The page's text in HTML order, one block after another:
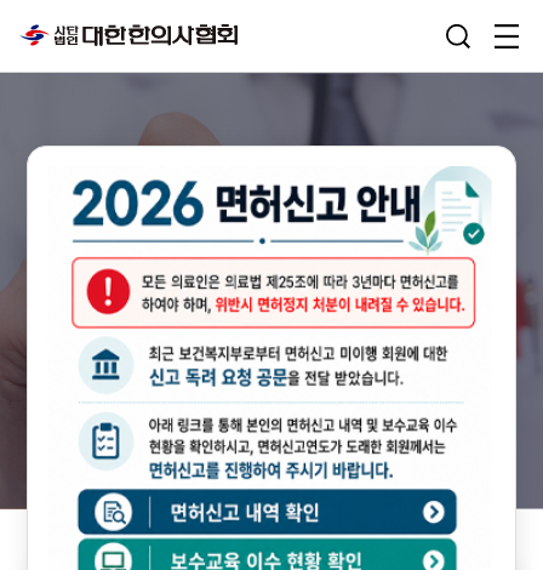
대한한의사협회
세계가 인정한
건강주치의 한의학
숙련된 한의사가 정확하게 진단하고 진료하여
믿고 맡길 수 있는 우리가족 건강 주치의 한의학
03/ 03